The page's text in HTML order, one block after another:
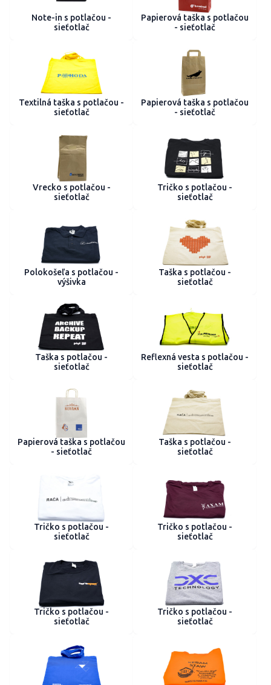
Note-in s potlačou -
sieťotlač
Papierová taška s potlačou
- sieťotlač
Textilná taška s potlačou -
sieťotlač
Papierová taška s potlačou
- sieťotlač
Vrecko s potlačou -
sieťotlač
Tričko s potlačou -
sieťotlač
Polokošeľa s potlačou -
výšivka
Taška s potlačou -
sieťotlač
Taška s potlačou -
sieťotlač
Reflexná vesta s potlačou -
sieťotlač
Papierová taška s potlačou
- sieťotlač
Taška s potlačou -
sieťotlač
Tričko s potlačou -
sieťotlač
Tričko s potlačou -
sieťotlač
Tričko s potlačou -
sieťotlač
Tričko s potlačou -
sieťotlač